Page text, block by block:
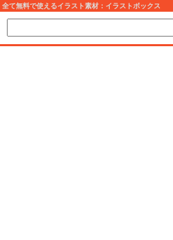
全て無料で使えるイラスト素材：イラストボックス